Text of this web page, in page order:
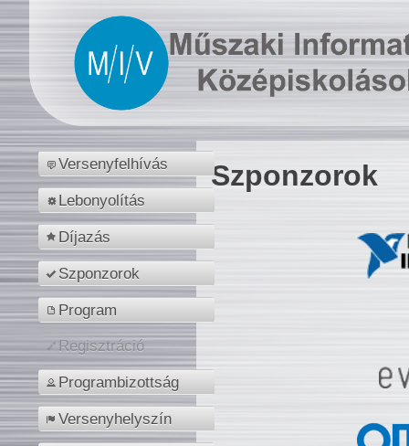
Versenyfelhívás
Lebonyolítás
Díjazás
Szponzorok
Program
Regisztráció
Programbizottság
Versenyhelyszín
Szponzorok